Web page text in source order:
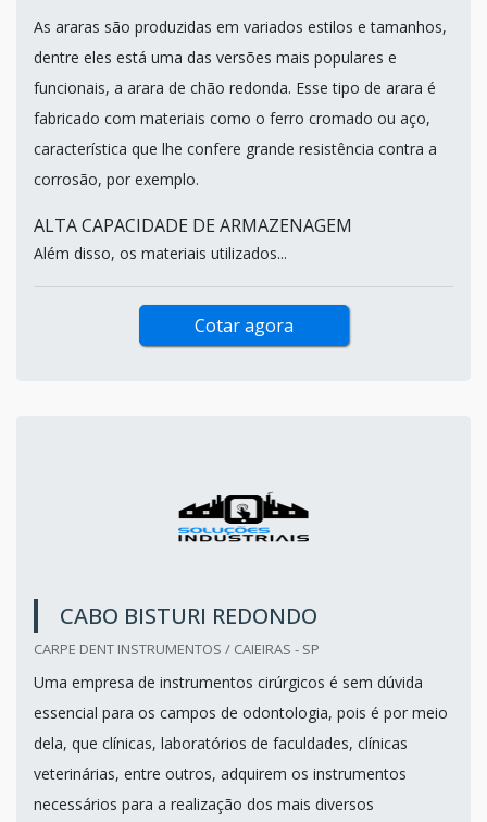
As araras são produzidas em variados estilos e tamanhos,
dentre eles está uma das versões mais populares e
funcionais, a arara de chão redonda. Esse tipo de arara é
fabricado com materiais como o ferro cromado ou aço,
característica que lhe confere grande resistência contra a
corrosão, por exemplo.
ALTA CAPACIDADE DE ARMAZENAGEM
Além disso, os materiais utilizados...
Cotar agora
CABO BISTURI REDONDO
CARPE DENT INSTRUMENTOS / CAIEIRAS - SP
Uma empresa de instrumentos cirúrgicos é sem dúvida
essencial para os campos de odontologia, pois é por meio
dela, que clínicas, laboratórios de faculdades, clínicas
veterinárias, entre outros, adquirem os instrumentos
necessários para a realização dos mais diversos